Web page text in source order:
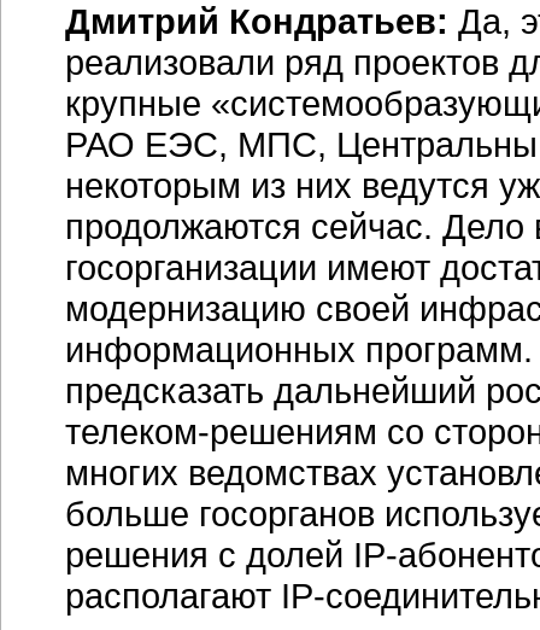
Дмитрий Кондратьев: Да,
реализовали ряд проектов
крупные
РАО ЕЭС, МПС,
некоторым из них ведутся
продолжаются сейчас. Дело
госорганизации имеют
модернизацию своей
информационных
предсказать дальнейший
телеком-решениям со
многих ведомствах
больше госорганов
решения с долей IP-
располагают IP-